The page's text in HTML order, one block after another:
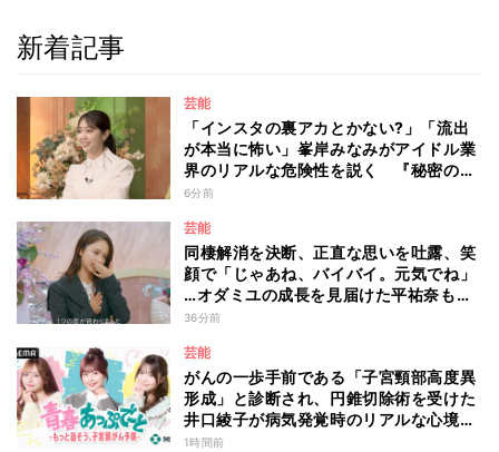
新着記事
芸能
「インスタの裏アカとかない?」「流出
が本当に怖い」峯岸みなみがアイドル業
界のリアルな危険性を説く 『秘密のマ
マ園』特別編
6分前
芸能
同棲解消を決断、正直な思いを吐露、笑
顔で「じゃあね、バイバイ。元気でね」
…オダミユの成長を見届けた平祐奈も思
わず涙 『ガールオアレディ3』
36分前
芸能
がんの一歩手前である「子宮頸部高度異
形成」と診断され、円錐切除術を受けた
井口綾子が病気発覚時のリアルな心境や
葛藤を語る ABEMAトーク番組『青春
1時間前